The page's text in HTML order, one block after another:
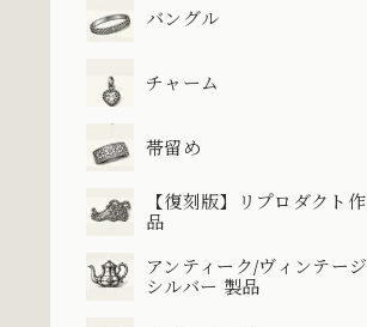
バングル
チャーム
帯留め
【復刻版】リプロダクト作
品
アンティーク/ヴィンテージ
シルバー 製品